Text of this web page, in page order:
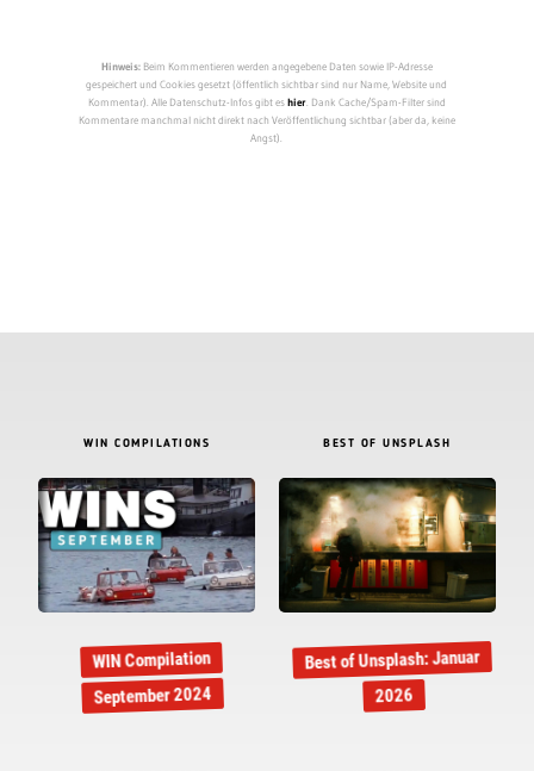
Hinweis:Beim Kommentieren werden angegebene Daten sowie IP-Adresse
gespeichert und Cookies gesetzt (öffentlich sichtbar sind nur Name, Website und
Kommentar). Alle Datenschutz-Infos gibt eshier. Dank Cache/Spam-Filter sind
Kommentare manchmal nicht direkt nach Veröffentlichung sichtbar (aber da, keine
Angst).
WIN COMPILATIONS
WIN Compilation
September 2024
BEST OF UNSPLASH
Best of Unsplash: Januar
2026